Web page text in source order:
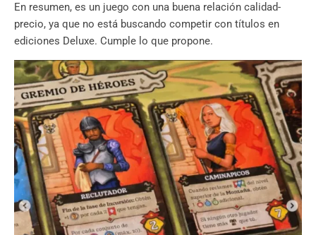
En resumen, es un juego con una buena relación calidad-
precio, ya que no está buscando competir con títulos en
ediciones Deluxe. Cumple lo que propone.